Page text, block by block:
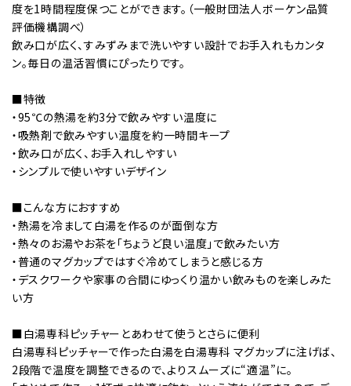
度を1時間程度保つことができます。（一般財団法人ボーケン品質
評価機構調べ）
飲み口が広く、すみずみまで洗いやすい設計でお手入れもカンタ
ン。毎日の温活習慣にぴったりです。
■特徴
・95℃の熱湯を約3分で飲みやすい温度に
・吸熱剤で飲みやすい温度を約一時間キープ
・飲み口が広く、お手入れしやすい
・シンプルで使いやすいデザイン
■こんな方におすすめ
・熱湯を冷まして白湯を作るのが面倒な方
・熱々のお湯やお茶を「ちょうど良い温度」で飲みたい方
・普通のマグカップではすぐ冷めてしまうと感じる方
・デスクワークや家事の合間にゆっくり温かい飲みものを楽しみた
い方
■白湯専科ピッチャーとあわせて使うとさらに便利
白湯専科ピッチャーで作った白湯を白湯専科 マグカップに注げば、
2段階で温度を調整できるので、よりスムーズに“適温”に。